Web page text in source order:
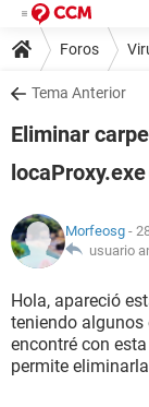
Foros
Tema Anterior
Eliminar
locaProxy.exe
Morfeosg -
usuario
Hola, apareció
teniendo algunos
encontré con
permite